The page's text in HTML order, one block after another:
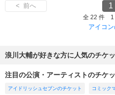
< 前へ 1
全 22 件 1
アイコ
浪川大輔が好きな方に人気のチケ
注目の公演・アーティストのチケ
アイドリッシュセブンのチケット コミック